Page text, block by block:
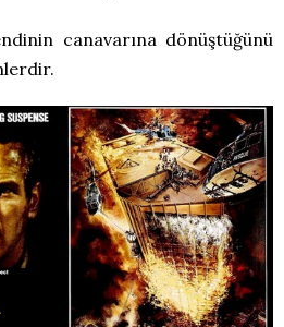
canavarına dönüştüğünü